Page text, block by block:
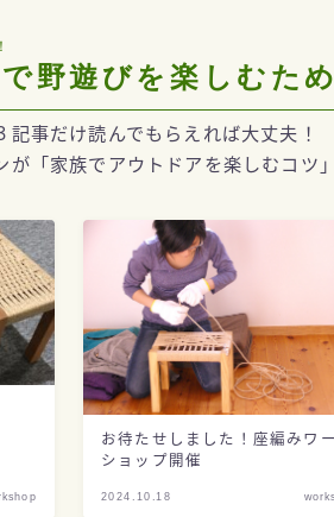
野遊びを楽しむた
事だけ読んでもらえれば大丈夫！
が「家族でアウトドアを楽しむコツ
お待たせしました！座編みワ
ショップ開催
2024.10.18